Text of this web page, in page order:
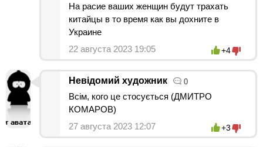
На расие ваших женщин будут трахать
китайцы в то время как вы дохните в
Украине
22 августа 2023 19:05
+4
Невідомий художник 0
Всім, кого це стосується (ДМИТРО
КОМАРОВ)
27 августа 2023 12:07
+3